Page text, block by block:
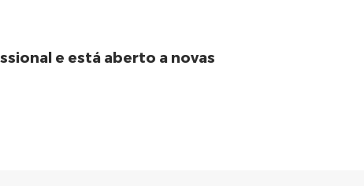
e está aberto a novas